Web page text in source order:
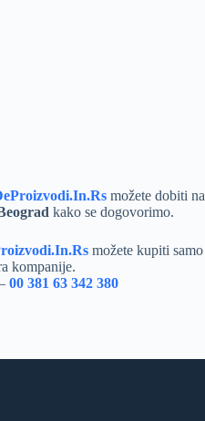
možete dobiti na
kako se dogovorimo.
možete kupiti samo
kompanije.
00 381 63 342 380